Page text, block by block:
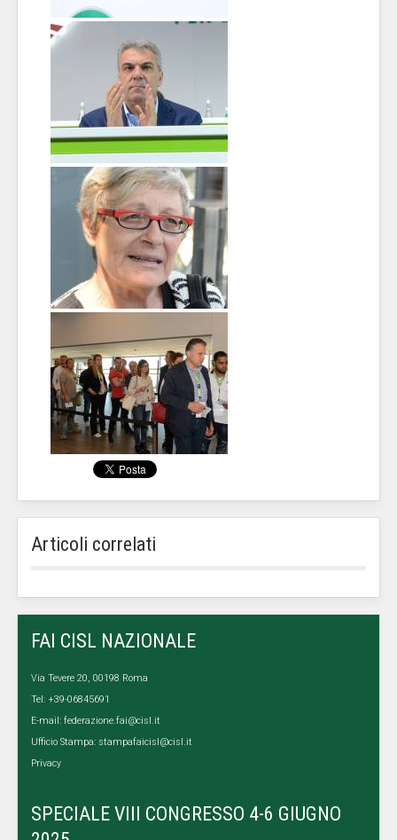
Articoli correlati
FAI CISL NAZIONALE
Via Tevere 20, 00198 Roma
Tel: +39-06845691
E-mail: federazione.fai@cisl.it
Ufficio Stampa: stampafaicisl@cisl.it
Privacy
SPECIALE VIII CONGRESSO 4-6 GIUGNO